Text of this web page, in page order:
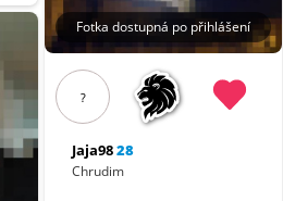
Fotka dostupná po přihlášení
?
Jaja9828
Chrudim